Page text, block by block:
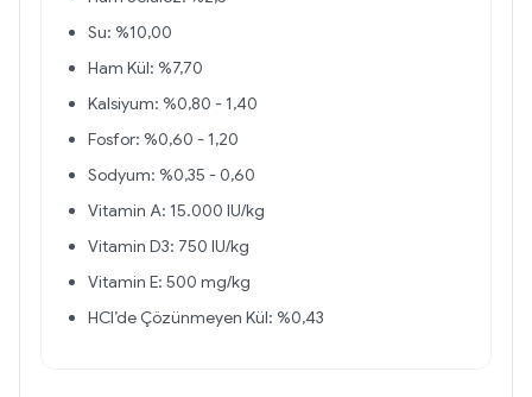
Su: %10,00
Ham Kül: %7,70
Kalsiyum: %0,80 - 1,40
Fosfor: %0,60 - 1,20
Sodyum: %0,35 - 0,60
Vitamin A: 15.000 IU/kg
Vitamin D3: 750 IU/kg
Vitamin E: 500 mg/kg
HCl’de Çözünmeyen Kül: %0,43